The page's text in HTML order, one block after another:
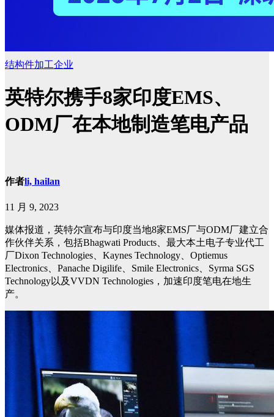
结构件加工企业
英特尔携手8家印度EMS、
ODM厂在本地制造笔电产品
作者li, hailan
11 月 9, 2023
媒体报道，英特尔宣布与印度当地8家EMS厂与ODM厂建立合
作伙伴关系，包括Bhagwati Products、最大本土电子专业代工
厂Dixon Technologies、Kaynes Technology、Optiemus
Electronics、Panache Digilife、Smile Electronics、Syrma SGS
Technology以及VVDN Technologies，加速印度笔电在地生
产。